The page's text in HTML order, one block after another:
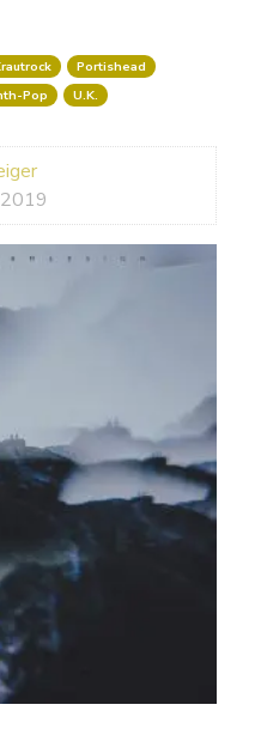
Portishead
Pop U.K.